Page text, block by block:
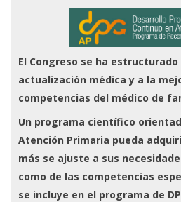
El Congreso se ha
actualización médica y a la
competencias del médico de
Un programa científico
Atención Primaria pueda
más se ajuste a sus
como de las competencias
se incluye en el programa de